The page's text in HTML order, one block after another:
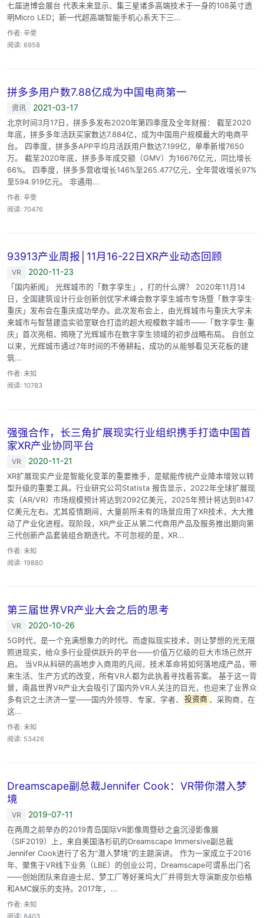
七届进博会展台 代表未来显示、集三星诸多高端技术于一身的108英寸透
明Micro LED；新一代超高端智能手机心系天下三...
作者: 辛雯
阅读: 6958
拼多多用户数7.88亿成为中国电商第一
资讯 2021-03-17
北京时间3月17日，拼多多发布2020年第四季度及全年财报： 截至2020
年底，拼多多年活跃买家数达7.884亿，成为中国用户规模最大的电商平
台。 四季度，拼多多APP平均月活跃用户数达7.199亿，单季新增7650
万。 截至2020年底，拼多多年成交额（GMV）为16676亿元，同比增长
66%。 四季度，拼多多营收增长146%至265.477亿元，全年营收增长97%
至594.919亿元。 非通用...
作者: 辛雯
阅读: 70476
93913产业周报│11月16-22日XR产业动态回顾
VR 2020-11-23
「国内新闻」 光辉城市的「数字孪生」，打的什么牌？ 2020年11月14
日，全国建筑设计行业创新创优学术峰会数字孪生城市专场暨「数字孪生·
重庆」发布会在重庆成功举办。此次发布会上，由光辉城市与重庆大学未
来城市与智慧建造实验室联合打造的超大规模数字城市——「数字孪生·重
庆」首次亮相，揭晓了光辉城市在数字孪生领域的初步战略布局。 自创立
以来，光辉城市通过7年时间的不倦耕耘，成功的从能够看见天花板的建
筑...
作者: 未知
阅读: 10783
强强合作，长三角扩展现实行业组织携手打造中国首
家XR产业协同平台
VR 2020-11-21
XR扩展现实产业是智能化变革的重要推手，是赋能传统产业降本增效以转
型升级的重要工具。行业研究公司Statista 报告显示，2022年全球扩展现
实（AR/VR）市场规模预计将达到2092亿美元，2025年预计将达到8147
亿美元左右。尤其疫情期间，大量前所未有的场景应用了XR技术，大大推
动了产业化进程。现阶段，XR产业正从第二代商用产品及服务推出期向第
三代创新产品套装组合期迭代。不可忽视的是，XR...
作者: 未知
阅读: 19880
第三届世界VR产业大会之后的思考
VR 2020-10-26
5G时代，是一个充满想象力的时代。而虚拟现实技术，则让梦想的光无限
照进现实，给众多行业提供跃升的平台——价值万亿级的巨大市场已然开
启。 当VR从科研的高地步入商用的凡间，技术革命将如何落地成产品，带
来生活、生产方式的改变，所有VR人都为此执着寻找着答案。 基于这一背
景，南昌世界VR产业大会吸引了国内外VR人关注的目光，也迎来了业界众
多有识之士济济一堂——国内外领导、专家、学者、
投资商 、采购商，在
这...
作者: 未知
阅读: 53426
Dreamscape副总裁Jennifer Cook：VR带你潜入梦
境
VR 2019-07-11
在两周之前举办的2019青岛国际VR影像周暨砂之盒沉浸影像展
（SIF2019）上，来自美国洛杉矶的Dreamscape Immersive副总裁
Jennifer Cook进行了名为“潜入梦境”的主题演讲。 作为一家成立于2016
年、聚焦于VR线下业务（LBE）的创业公司，Dreamscape可谓系出门名
——创始团队来自迪士尼、梦工厂等好莱坞大厂并得到大导演斯皮尔伯格
和AMC娱乐的支持。2017年，...
作者: 未知
阅读: 8403